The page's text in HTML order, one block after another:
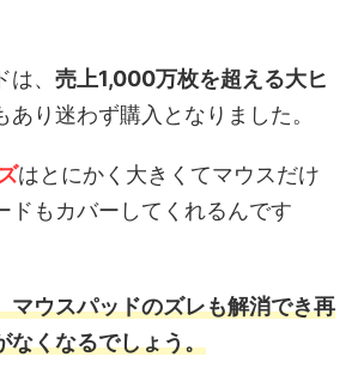
、 売上1,000万枚を超える大ヒ
あり迷わず購入となりました。
はとにかく大きくてマウスだけ
ドもカバーしてくれるんです
マウスパッドのズレも解消でき再
なくなるでしょう。